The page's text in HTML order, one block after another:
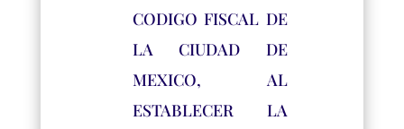
CODIGO FISCAL DE
LA CIUDAD DE
MEXICO, AL
ESTABLECER LA